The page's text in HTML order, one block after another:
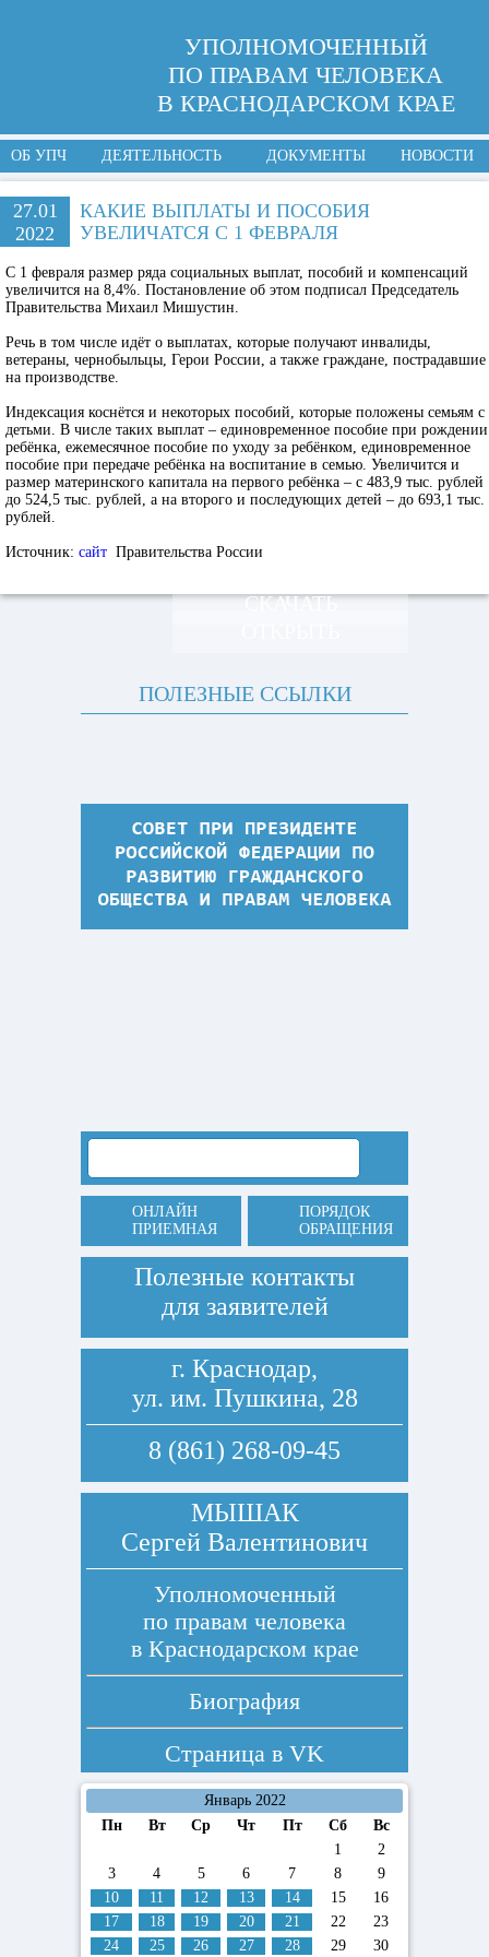
УПОЛНОМОЧЕННЫЙ
ПО ПРАВАМ ЧЕЛОВЕКА
В КРАСНОДАРСКОМ КРАЕ
ОБ УПЧ ДЕЯТЕЛЬНОСТЬ ДОКУМЕНТЫ НОВОСТИ
27.01
2022
КАКИЕ ВЫПЛАТЫ И ПОСОБИЯ
УВЕЛИЧАТСЯ С 1 ФЕВРАЛЯ
С 1 февраля размер ряда социальных выплат, пособий и компенсаций
увеличится на 8,4%. Постановление об этом подписал Председатель
Правительства Михаил Мишустин.
Речь в том числе идёт о выплатах, которые получают инвалиды,
ветераны, чернобыльцы, Герои России, а также граждане, пострадавшие
на производстве.
Индексация коснётся и некоторых пособий, которые положены семьям с
детьми. В числе таких выплат – единовременное пособие при рождении
ребёнка, ежемесячное пособие по уходу за ребёнком, единовременное
пособие при передаче ребёнка на воспитание в семью. Увеличится и
размер материнского капитала на первого ребёнка – с 483,9 тыс. рублей
до 524,5 тыс. рублей, а на второго и последующих детей – до 693,1 тыс.
рублей.
Источник: сайт Правительства России
СКАЧАТЬ
ПОЛЕЗНЫЕ ССЫЛКИ
ОНЛАЙН
ПРИЕМНАЯ
ПОРЯДОК
ОБРАЩЕНИЯ
Полезные контакты
для заявителей
г. Краснодар,
ул. им. Пушкина, 28
8 (861) 268-09-45
МЫШАК
Сергей Валентинович
Уполномоченный
по правам человека
в Краснодарском крае
Биография
Страница в VK
Январь 2022
Пн
Вт Ср Чт Пт Сб
Вс
1
2
3
4 5 6 7 8
9
10
11 12 13 14 15
16
17
18 19 20 21 22
23
24
25 26 27 28 29 30